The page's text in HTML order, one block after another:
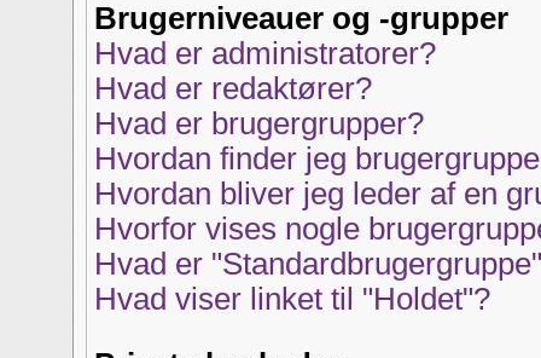
Brugerniveauer og -grupper
Hvad er administratorer?
Hvad er redaktører?
Hvad er brugergrupper?
Hvordan finder jeg
Hvordan bliver jeg leder af en
Hvorfor vises nogle
Hvad er
Hvad viser linket til "Holdet"?